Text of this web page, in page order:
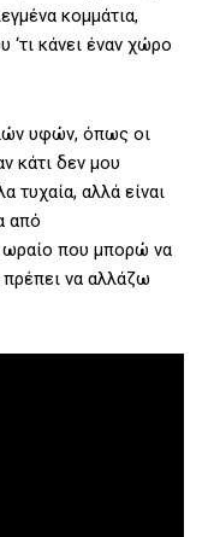
κομμάτια,
‘τι κάνει έναν χώρο
υφών, όπως οι
κάτι δεν μου
τυχαία, αλλά είναι
από
ωραίο που μπορώ να
να αλλάζω